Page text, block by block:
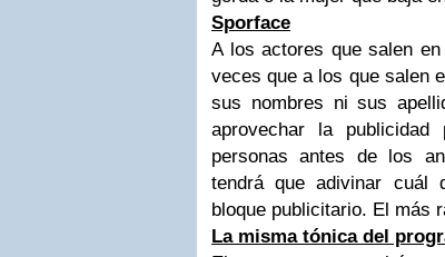
Sporface
A los actores que salen
veces que a los que salen
sus nombres ni sus
aprovechar la
personas antes de los
tendrá que adivinar cuál
bloque publicitario. El más
La misma tónica del